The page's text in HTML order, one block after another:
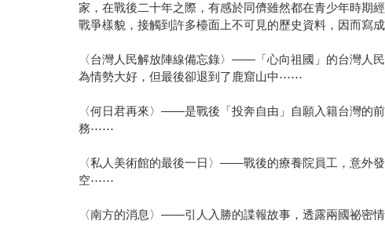
家，在戰後二十年之際，有感於同儕雖然都在青少年時期
戰爭樣貌，接觸到許多檯面上不可見的歷史資料，因而寫
〈台灣人民解放陣線備忘錄〉——「心向祖國」的台灣人
為情勢大好，但最後卻退到了鹿窟山中⋯⋯
〈何日君再來〉——是戰後「投奔自由」自願入籍台灣的
務⋯⋯
〈私人美術館的最後一日〉——戰後的療養院員工，意外
空⋯⋯
〈南方的消息〉——引人入勝的諜報故事，透露兩國祕密